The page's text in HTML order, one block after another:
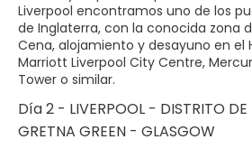
Liverpool encontramos uno de los
de Inglaterra, con la conocida zona
Cena, alojamiento y desayuno en el
Marriott Liverpool City Centre,
Tower o similar.
Día 2 - LIVERPOOL - DISTRITO DE
GRETNA GREEN - GLASGOW